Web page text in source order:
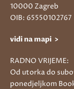
10000 Zagreb
OIB: 65550102767
vidi na mapi >
RADNO VRIJEME:
Od utorka do
ponedjeljkom